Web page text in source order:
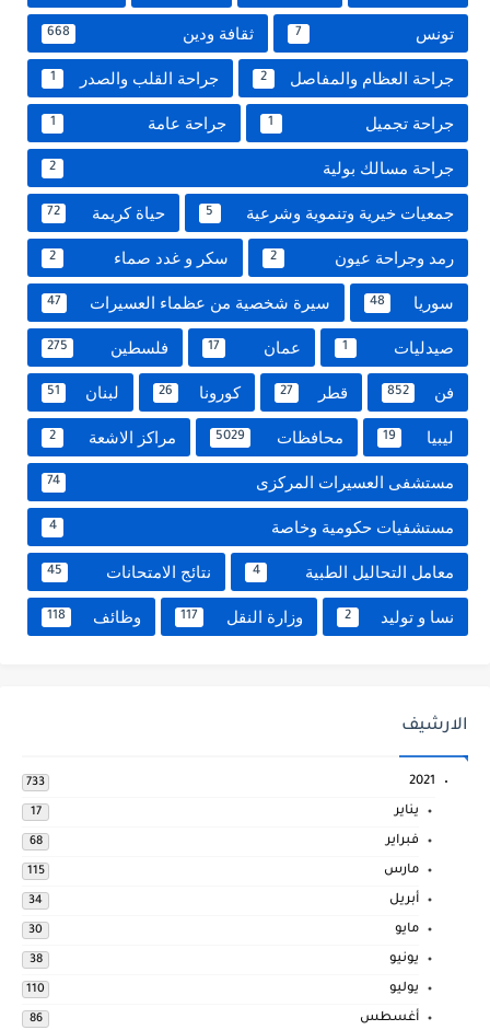
تونس 7 ثقافة ودين 668
جراحة العظام والمفاصل 2 جراحة القلب والصدر 1
جراحة تجميل 1 جراحة عامة 1
جراحة مسالك بولية 2
جمعيات خيرية وتنموية وشرعية 5 حياة كريمة 72
رمد وجراحة عيون 2 سكر و غدد صماء 2
سوريا 48 سيرة شخصية من عظماء العسيرات 47
صيدليات 1 عمان 17 فلسطين 275
فن 852 قطر 27 كورونا 26 لبنان 51
ليبيا 19 محافظات 5029 مراكز الاشعة 2
مستشفى العسيرات المركزى 74
مستشفيات حكومية وخاصة 4
معامل التحاليل الطبية 4 نتائج الامتحانات 45
نسا و توليد 2 وزارة النقل 117 وظائف 118
الارشيف
2021
733
يناير 17
فبراير 68
مارس 115
أبريل 34
مايو 30
يونيو 38
يوليو 110
أغسطس 86